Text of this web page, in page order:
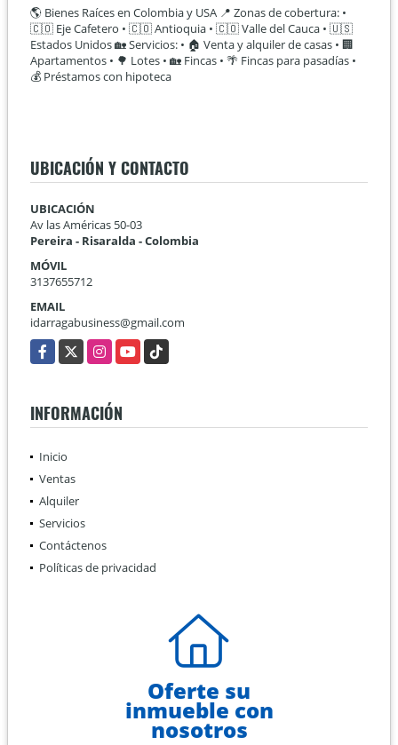
🌎 Bienes Raíces en Colombia y USA 📍 Zonas de cobertura: •
🇨🇴 Eje Cafetero • 🇨🇴 Antioquia • 🇨🇴 Valle del Cauca • 🇺🇸
Estados Unidos 🏡 Servicios: • 🏠 Venta y alquiler de casas • 🏢
Apartamentos • 🌳 Lotes • 🏡 Fincas • 🌴 Fincas para pasadías •
💰 Préstamos con hipoteca
UBICACIÓN Y CONTACTO
UBICACIÓN
Av las Américas 50-03
Pereira - Risaralda - Colombia
MÓVIL
3137655712
EMAIL
idarragabusiness@gmail.com
Facebook
X InstagramYouTube
TikTok
INFORMACIÓN
Inicio
Ventas
Alquiler
Servicios
Contáctenos
Políticas de privacidad
Oferte su
inmueble con
nosotros